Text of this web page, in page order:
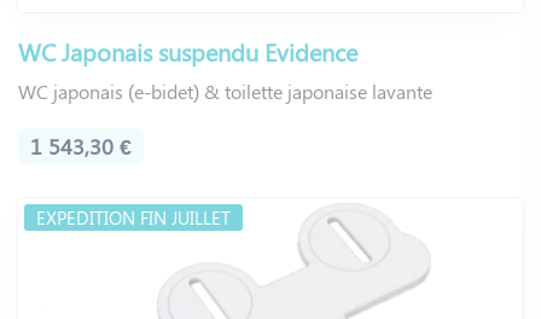
WC Japonais suspendu Evidence
WC japonais (e-bidet) & toilette japonaise lavante
1 543,30 €
EXPEDITION FIN JUILLET